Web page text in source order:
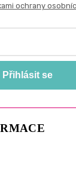
ochrany
Přihlásit se